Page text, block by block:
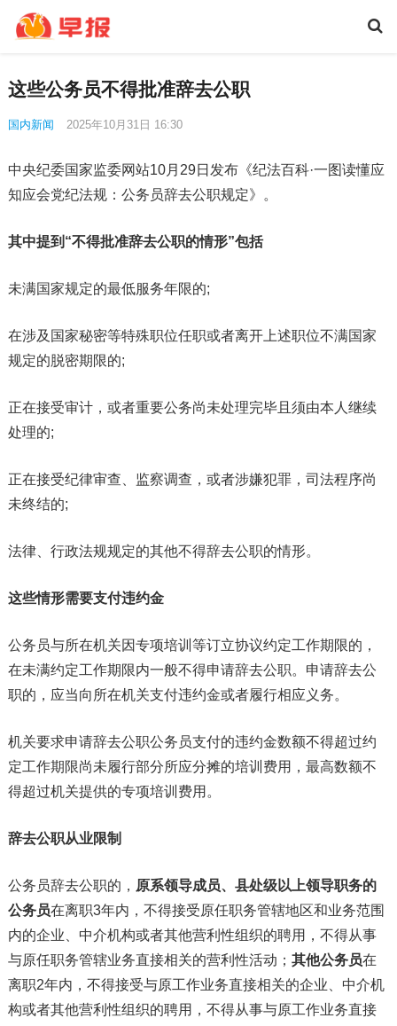
这些公务员不得批准辞去公职
国内新闻 2025年10月31日 16:30
中央纪委国家监委网站10月29日发布《纪法百科·一图读懂应
知应会党纪法规：公务员辞去公职规定》。
其中提到“不得批准辞去公职的情形”包括
未满国家规定的最低服务年限的;
在涉及国家秘密等特殊职位任职或者离开上述职位不满国家
规定的脱密期限的;
正在接受审计，或者重要公务尚未处理完毕且须由本人继续
处理的;
正在接受纪律审查、监察调查，或者涉嫌犯罪，司法程序尚
未终结的;
法律、行政法规规定的其他不得辞去公职的情形。
这些情形需要支付违约金
公务员与所在机关因专项培训等订立协议约定工作期限的，
在未满约定工作期限内一般不得申请辞去公职。申请辞去公
职的，应当向所在机关支付违约金或者履行相应义务。
机关要求申请辞去公职公务员支付的违约金数额不得超过约
定工作期限尚未履行部分所应分摊的培训费用，最高数额不
得超过机关提供的专项培训费用。
辞去公职从业限制
公务员辞去公职的， 原系领导成员、县处级以上领导职务的
公务员在离职3年内，不得接受原任职务管辖地区和业务范围
内的企业、中介机构或者其他营利性组织的聘用，不得从事
与原任职务管辖业务直接相关的营利性活动； 其他公务员在
离职2年内，不得接受与原工作业务直接相关的企业、中介机
构或者其他营利性组织的聘用，不得从事与原工作业务直接